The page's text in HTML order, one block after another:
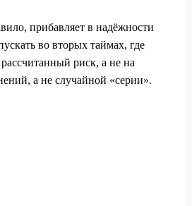
прибавляет в надёжности
во вторых таймах, где
риск, а не на
а не случайной «серии».